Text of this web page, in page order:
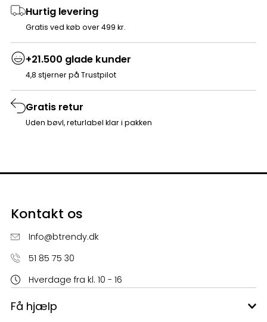
Hurtig levering
Gratis ved køb over 499 kr.
+21.500 glade kunder
4,8 stjerner på Trustpilot
Gratis retur
Uden bøvl, returlabel klar i pakken
Kontakt os
Info@btrendy.dk
51 85 75 30
Hverdage fra kl. 10 - 16
Få hjælp